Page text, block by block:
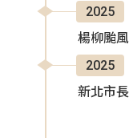
2025
楊柳颱
2025
新北市